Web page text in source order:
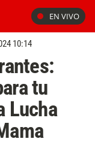
EN VIVO
10:14
tu
Lucha